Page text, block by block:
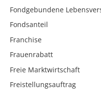
Fondgebundene
Fondsanteil
Franchise
Frauenrabatt
Freie Marktwirtschaft
Freistellungsauftrag